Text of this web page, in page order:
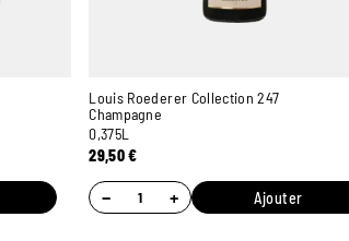
Louis Roederer Collection 247
Champagne
0,375L
29,50€
− + Ajouter